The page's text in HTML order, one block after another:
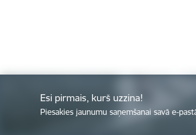
Esi pirmais, kurš uzzina!
Piesakies jaunumu saņemšanai savā e-